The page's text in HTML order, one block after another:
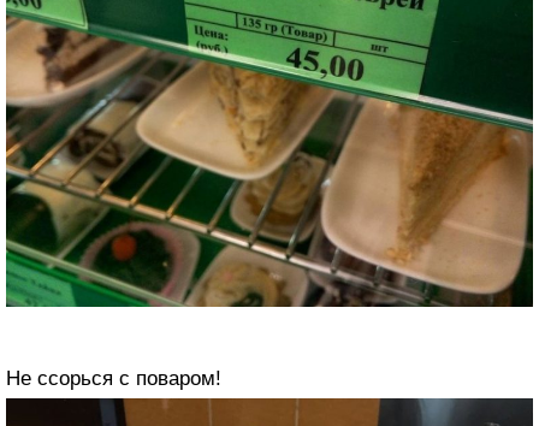
Не ссорься с поваром!